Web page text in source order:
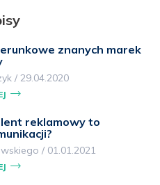
znanych marek
/ 29.04.2020
reklamowy to
/ 01.01.2021